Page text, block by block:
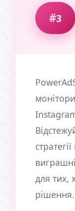
3
для тих,
рішення.